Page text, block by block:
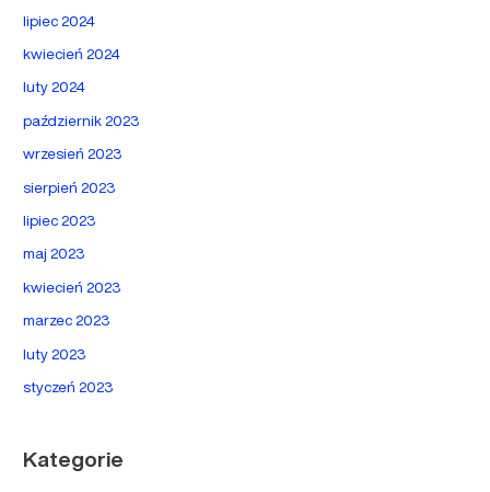
lipiec 2024
kwiecień 2024
luty 2024
październik 2023
wrzesień 2023
sierpień 2023
lipiec 2023
maj 2023
kwiecień 2023
marzec 2023
luty 2023
styczeń 2023
Kategorie